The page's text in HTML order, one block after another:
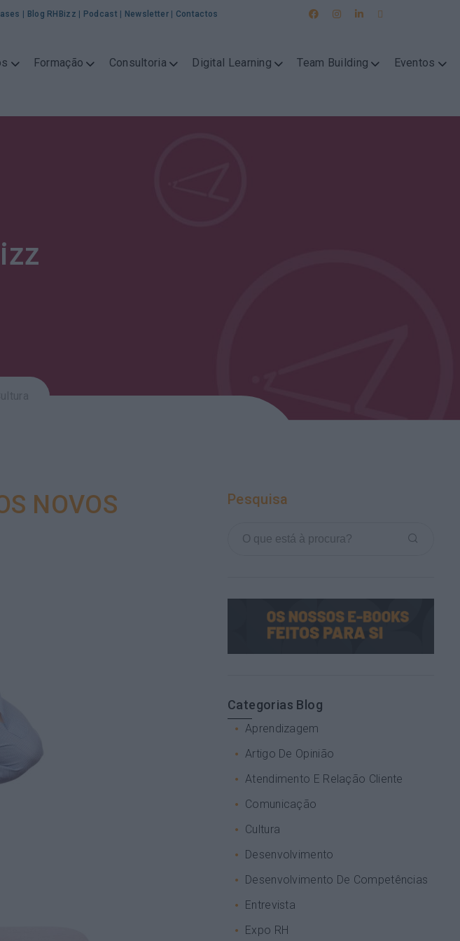
Blog RHBizz Podcast Newsletter| Contactos
Formação Consultoria Digital Learning Team Building Eventos
NOVOS
Pesquisa
Categorias Blog
Aprendizagem
Artigo De Opinião
Atendimento E Relação Cliente
Comunicação
Cultura
Desenvolvimento
Desenvolvimento De Competências
Entrevista
Expo RH